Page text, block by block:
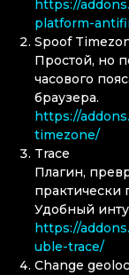
https://
platform-
Spoof
Простой, но
часового
браузера.
https://
timezone/
Trace
Плагин,
практически
Удобный
https://
uble-trace/
Change